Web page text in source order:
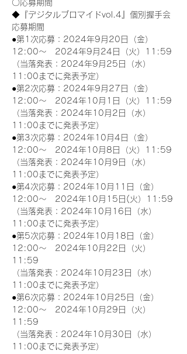
〇応募期間
◆『デジタルブロマイドvol.4』個別握手会
応募期間
●第1次応募：2024年9月20日（金）
12:00～　2024年9月24日（火）11:59
（当落発表：2024年9月25日（水）
11:00までに発表予定）
●第2次応募：2024年9月27日（金）
12:00～　2024年10月1日（火）11:59
（当落発表：2024年10月2日（水）
11:00までに発表予定）
●第3次応募：2024年10月4日（金）
12:00～　2024年10月8日（火）11:59
（当落発表：2024年10月9日（水）
11:00までに発表予定）
●第4次応募：2024年10月11日（金）
12:00～　2024年10月15日(火）11:59
（当落発表：2024年10月16日（水）
11:00までに発表予定）
●第5次応募：2024年10月18日（金）
12:00～　2024年10月22日（火）
11:59
（当落発表：2024年10月23日（水）
11:00までに発表予定）
●第6次応募：2024年10月25日（金）
12:00～　2024年10月29日（火）
11:59
（当落発表：2024年10月30日（水）
11:00までに発表予定）